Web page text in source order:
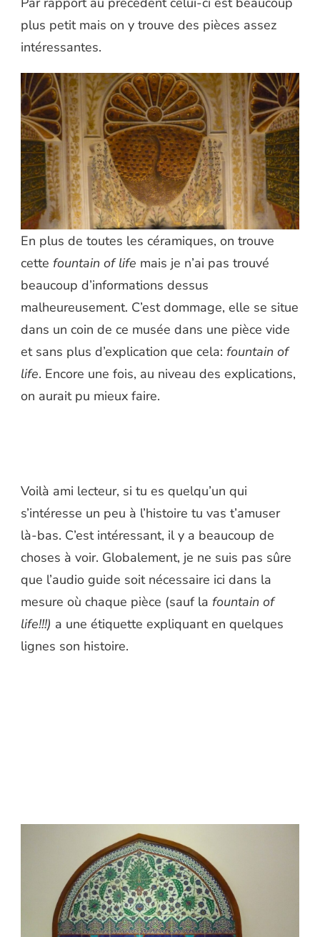
plus petit mais on y trouve des pièces assez
intéressantes.
En plus de toutes les céramiques, on trouve
cette fountain of life mais je n’ai pas trouvé
beaucoup d’informations dessus
malheureusement. C’est dommage, elle se situe
dans un coin de ce musée dans une pièce vide
et sans plus d’explication que cela: fountain of
life. Encore une fois, au niveau des explications,
on aurait pu mieux faire.
Voilà ami lecteur, si tu es quelqu’un qui
s’intéresse un peu à l’histoire tu vas t’amuser
là-bas. C’est intéressant, il y a beaucoup de
choses à voir. Globalement, je ne suis pas sûre
que l’audio guide soit nécessaire ici dans la
mesure où chaque pièce (sauf la fountain of
life!!!) a une étiquette expliquant en quelques
lignes son histoire.